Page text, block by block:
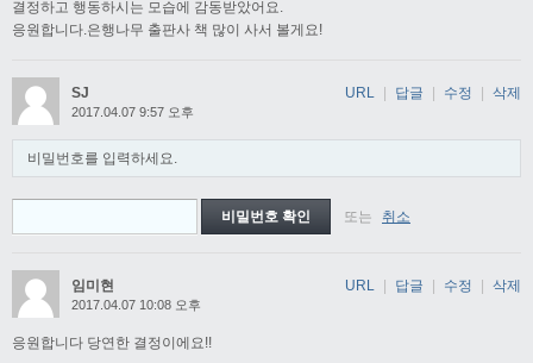
결정하고 행동하시는 모습에 감동받았어요.
응원합니다.은행나무 출판사 책 많이 사서 볼게요!
SJ
2017.04.07 9:57 오후
비밀번호를 입력하세요.
또는 취소
URL 답글 수정 삭제
임미현
2017.04.07 10:08 오후
응원합니다 당연한 결정이에요!!
URL 답글 수정 삭제